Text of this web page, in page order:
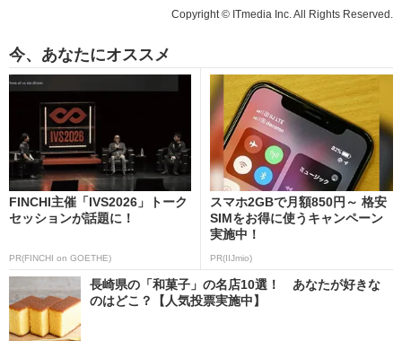
Copyright © ITmedia Inc. All Rights Reserved.
今、あなたにオススメ
FINCHI主催「IVS2026」トーク
セッションが話題に！
PR(FINCHI on GOETHE)
スマホ2GBで月額850円～ 格安
SIMをお得に使うキャンペーン
実施中！
PR(IIJmio)
長崎県の「和菓子」の名店10選！ あなたが好きな
のはどこ？【人気投票実施中】